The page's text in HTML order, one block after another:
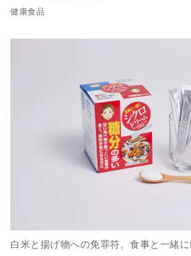
健康食品
白米と揚げ物への免罪符。食事と一緒